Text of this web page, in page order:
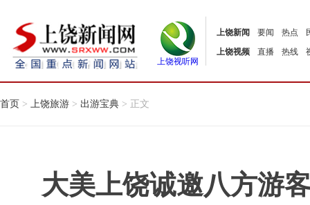
上饶视听网
上饶新闻 要闻 热点
上饶视频
直播 热线
首页 > 上饶旅游 > 出游宝典 > 正文
大美上饶诚邀八方游